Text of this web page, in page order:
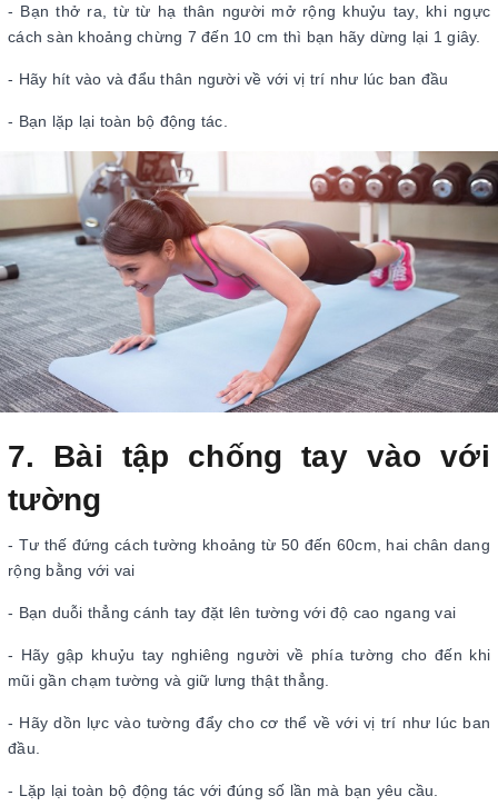
- Bạn thở ra, từ từ hạ thân người mở rộng khuỷu tay, khi ngực
cách sàn khoảng chừng 7 đến 10 cm thì bạn hãy dừng lại 1 giây.
- Hãy hít vào và đẩu thân người về với vị trí như lúc ban đầu
- Bạn lặp lại toàn bộ động tác.
7. Bài tập chống tay vào với
tường
- Tư thế đứng cách tường khoảng từ 50 đến 60cm, hai chân dang
rộng bằng với vai
- Bạn duỗi thẳng cánh tay đặt lên tường với độ cao ngang vai
- Hãy gập khuỷu tay nghiêng người về phía tường cho đến khi
mũi gần chạm tường và giữ lưng thật thẳng.
- Hãy dồn lực vào tường đẩy cho cơ thể về với vị trí như lúc ban
đầu.
- Lặp lại toàn bộ động tác với đúng số lần mà bạn yêu cầu.